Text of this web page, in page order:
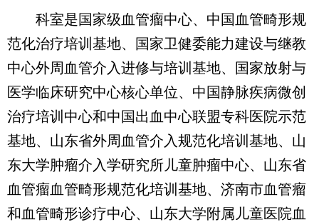
科室是国家级血管瘤中心、中国血管畸形规
范化治疗培训基地、国家卫健委能力建设与继教
中心外周血管介入进修与培训基地、国家放射与
医学临床研究中心核心单位、中国静脉疾病微创
治疗培训中心和中国出血中心联盟专科医院示范
基地、山东省外周血管介入规范化培训基地、山
东大学肿瘤介入学研究所儿童肿瘤中心、山东省
血管瘤血管畸形规范化培训基地、济南市血管瘤
和血管畸形诊疗中心、山东大学附属儿童医院血